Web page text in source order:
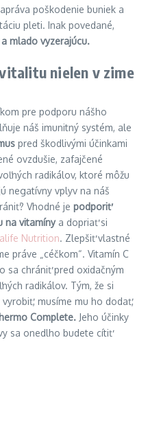
poškodenie buniek a
pleti. Inak povedané,
mlado vyzerajúcu.
nielen v zime
pre podporu nášho
náš imunitný systém, ale
pred škodlivými účinkami
ovzdušie, zafajčené
radikálov, ktoré môžu
negatívny vplyv na náš
Vhodné je podporiť
na vitamínya dopriať si
Nutrition. Zlepšiť vlastné
práve „céčkom“. Vitamín C
sa chrániť pred oxidačným
radikálov. Tým, že si
musíme mu ho dodať,
Complete. Jeho účinky
sa onedlho budete cítiť